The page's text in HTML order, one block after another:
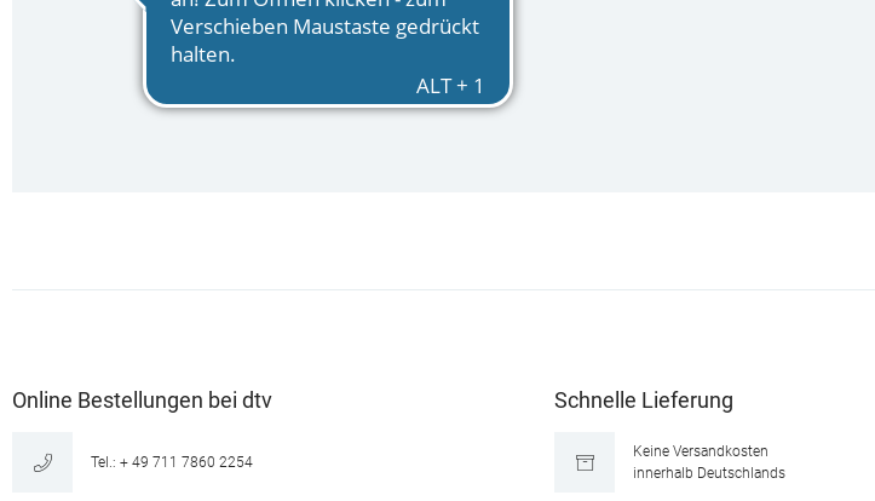
Online Bestellungen bei dtv
Tel.: + 49 711 7860 2254
Schnelle Lieferung
Keine Versandkosten
innerhalb Deutschlands